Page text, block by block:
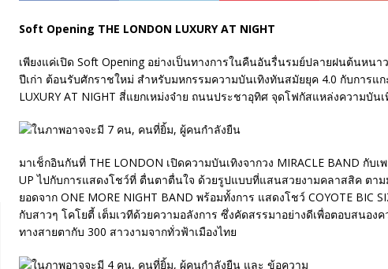
Soft Opening THE LONDON LUXURY AT NIGHT
เพียงแค่เปิด Soft Opening อย่างเป็นทางการในคืนอันรื่นรมย์ปลายฝนต้นหน
ปีเก่า ต้อนรับศักราชใหม่ สำหรับมหกรรมความบันเทิงทันสมัยยุค 4.0 กับการแก
LUXURY AT NIGHT สี่แยกเหม่งจ๋าย ถนนประชาอุทิศ จุดโฟกัสแหล่งความบัน
มาเช็กอินกันที่ THE LONDON เปิดความบันเทิงจากวง MIRACLE BAND กับเ
UP ไปกับการแสดงโชว์ที่ ตื่นตาตื่นใจ ด้วยรูปแบบที่แสนสวยงามคลาสสิค ตา
ยอดจาก ONE MORE NIGHT BAND พร้อมทั้งการ แสดงโชว์ COYOTE BIC
กับสาวๆ โคโยตี้ เต็มเวทีด้วยความอลังการ ซึ่งคัดสรรมาอย่างดีเพื่อตอบสนอง
ทางสายตากับ 300 สาวงามจากทั่วฟ้าเมืองไทย